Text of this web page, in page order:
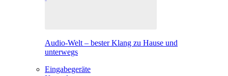
Audio-Welt – bester Klang zu Hause und
unterwegs
Eingabegeräte